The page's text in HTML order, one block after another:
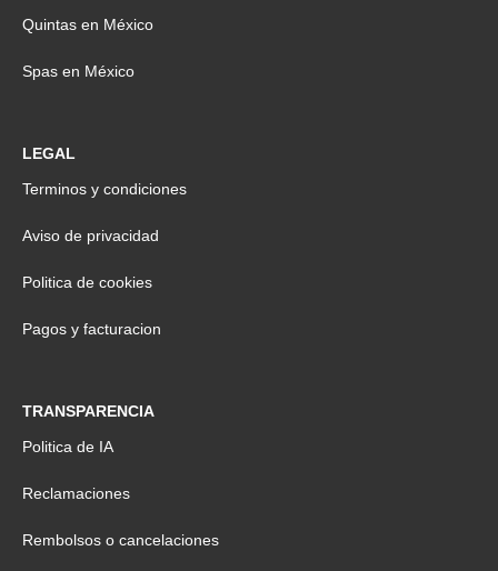
Quintas en México
Spas en México
LEGAL
Terminos y condiciones
Aviso de privacidad
Politica de cookies
Pagos y facturacion
TRANSPARENCIA
Politica de IA
Reclamaciones
Rembolsos o cancelaciones